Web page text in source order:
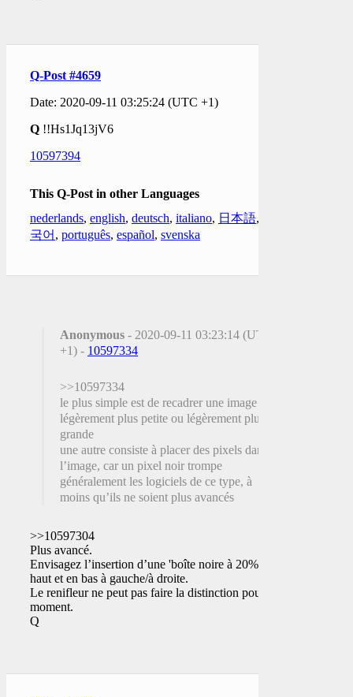
Q-Post #4659
Date: 2020-09-11 03:25:24 (UTC +1)
Q !!Hs1Jq13jV6
10597394
This Q-Post in other Languages
nederlands, english, deutsch, italiano, 日本語,
국어 , português, español, svenska
Anonymous - 2020-09-11 03:23:14 (UTC
+1) - 10597334
>>10597334
le plus simple est de recadrer une image
légèrement plus petite ou légèrement plus
grande
une autre consiste à placer des pixels dans
l’image, car un pixel noir trompe
généralement les logiciels de ce type, à
moins qu’ils ne soient plus avancés
>>10597304
Plus avancé.
Envisagez l’insertion d’une 'boîte noire à 20%' en
haut et en bas à gauche/à droite.
Le renifleur ne peut pas faire la distinction pour le
moment.
Q